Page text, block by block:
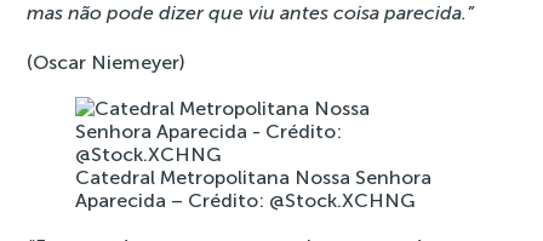
mas não pode dizer que viu antes coisa parecida.”
(Oscar Niemeyer)
Catedral Metropolitana Nossa Senhora
Aparecida – Crédito: @Stock.XCHNG